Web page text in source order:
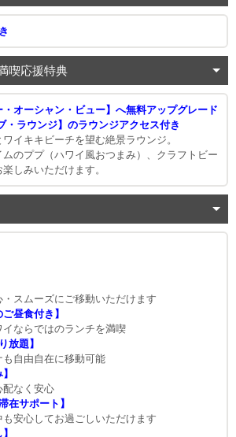
喫応援特典
・オーシャン・ビュー】へ無料アップグレード
・ラウンジ】のラウンジアクセス付き
イキキビーチを望む絶景ラウンジ。
のププ（ハワイ風おつまみ）、クラフトビー
しみいただけます。
スムーズにご移動いただけます
昼食付き】
イならではのランチを満喫
放題】
自由自在に移動可能
配なく安心
在サポート】
安心してお過ごしいただけます